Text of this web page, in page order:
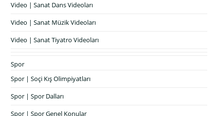
Video | Sanat Dans Videoları
Video | Sanat Müzik Videoları
Video | Sanat Tiyatro Videoları
Spor
Spor | Soçi Kış Olimpiyatları
Spor | Spor Dalları
Spor | Spor Genel Konular